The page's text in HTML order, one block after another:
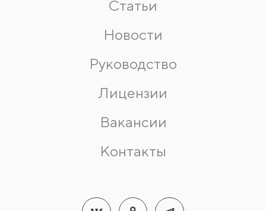
Статьи
Новости
Руководство
Лицензии
Вакансии
Контакты